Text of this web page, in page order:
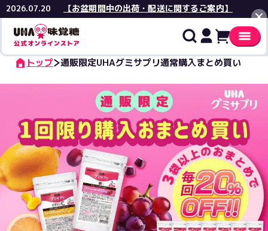
2026.07.20 【お盆期間中の出荷・配送に関するご案内】
閉じる
トップ 通販限定UHAグミサプリ通常購入まとめ買い